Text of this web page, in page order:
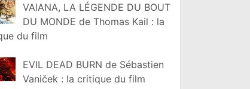
VAIANA, LA LÉGENDE DU BOUT
DU MONDE de Thomas Kail : la
du film
EVIL DEAD BURN de Sébastien
Vaniček : la critique du film